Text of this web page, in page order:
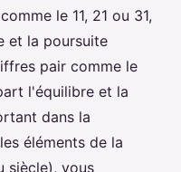
le 11, 21 ou 31,
et la poursuite
pair comme le
l'équilibre et la
dans la
éléments de la
siècle), vous